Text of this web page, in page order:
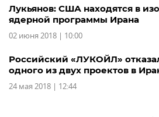
Лукьянов: США находятся в
ядерной программы Ирана
02 июня 2018 | 10:00
Российский «ЛУКОЙЛ»
одного из двух проектов в
24 мая 2018 | 12:44